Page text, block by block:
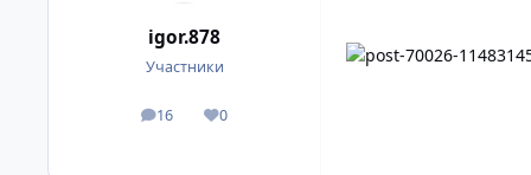
igor.878
Участники
16
посты 0
Репутация